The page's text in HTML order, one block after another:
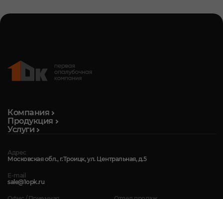
Компания
Продукция
Услуги
Адрес
Московская обл., г.Троицк, ул. Центральная, д.5
E-mail
sale@1opk.ru